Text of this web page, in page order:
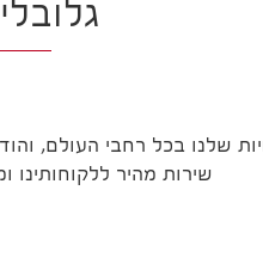
שלנו בכל רחבי העולם,
שירות מהיר ללקוחותינו